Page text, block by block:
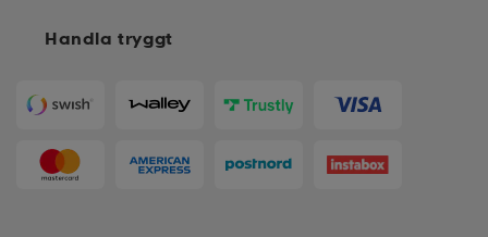
Handla tryggt